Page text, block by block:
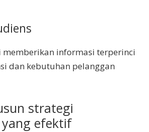
informasi terperinci
dan kebutuhan pelanggan
strategi
efektif